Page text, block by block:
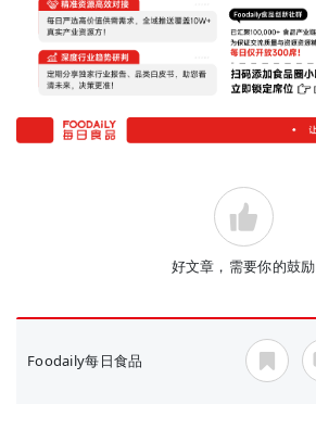
好文章，需要你的鼓励
Foodaily每日食品